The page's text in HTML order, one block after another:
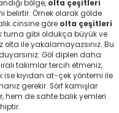
bölge, olta çeşitleri
belirtir. Örnek olarak gölde
cinsine göre olta çeşitleri
turna gibi oldukça büyük ve
olta ile yakalamayazsınız. Bu
Göl dipleri daha
takımlar tercih etmeniz,
ise kıyıdan at-çek yöntemi ile
gerekir. Sörf kamışlar
hem de sahte balık yemleri